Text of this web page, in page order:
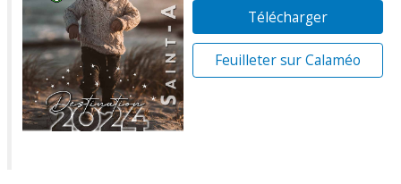
Télécharger
Feuilleter sur Calaméo